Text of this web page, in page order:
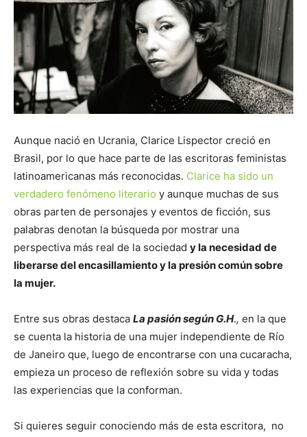
Aunque nació en Ucrania, Clarice Lispector creció en
Brasil, por lo que hace parte de las escritoras feministas
latinoamericanas más reconocidas. Clarice ha sido un
verdadero fenómeno literario y aunque muchas de sus
obras parten de personajes y eventos de ficción, sus
palabras denotan la búsqueda por mostrar una
perspectiva más real de la sociedad y la necesidad de
liberarse del encasillamiento y la presión común sobre
la mujer.
Entre sus obras destaca La pasión según G.H., en la que
se cuenta la historia de una mujer independiente de Río
de Janeiro que, luego de encontrarse con una cucaracha,
empieza un proceso de reflexión sobre su vida y todas
las experiencias que la conforman.
Si quieres seguir conociendo más de esta escritora, no